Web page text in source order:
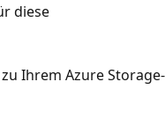
diese
zu Ihrem Azure Storage-